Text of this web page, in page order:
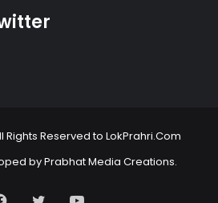
Rights Reserved to LokPrahri.Com
byPrabhat Media Creations.